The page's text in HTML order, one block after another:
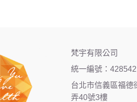
梵宇有限公司
統一編號：
台北市信義區福德
弄40號3樓